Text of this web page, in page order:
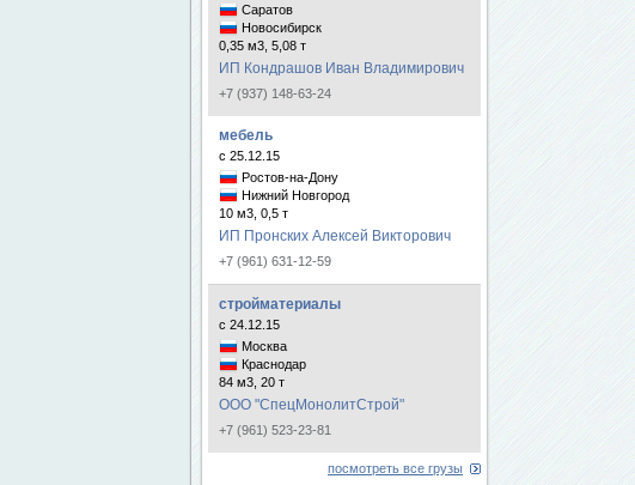
Саратов
Новосибирск
0,35 м3, 5,08 т
ИП Кондрашов Иван Владимирович
+7 (937) 148-63-24
мебель
с 25.12.15
Ростов-на-Дону
Нижний Новгород
10 м3, 0,5 т
ИП Пронских Алексей Викторович
+7 (961) 631-12-59
стройматериалы
с 24.12.15
Москва
Краснодар
84 м3, 20 т
ООО "СпецМонолитСтрой"
+7 (961) 523-23-81
посмотреть все грузы